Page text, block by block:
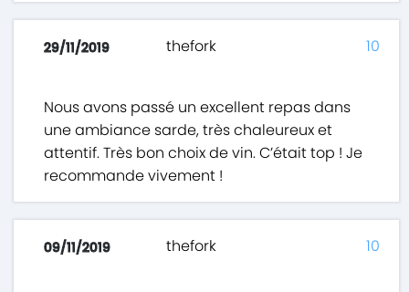
29/11/2019 thefork
Nous avons passé un excellent repas dans
une ambiance sarde, très chaleureux et
attentif. Très bon choix de vin. C’était top ! Je
recommande vivement !
10
09/11/2019 thefork 10